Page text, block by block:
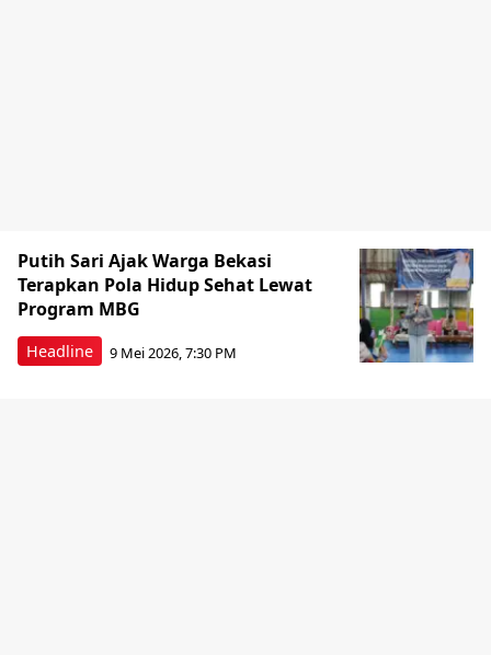
Headline
Putih Sari Ajak Warga Bekasi
Terapkan Pola Hidup Sehat Lewat
Program MBG
9 Mei 2026, 7:30 PM